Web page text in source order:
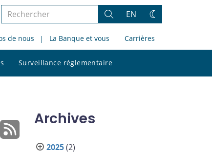
Rechercher
le
site
Rechercher
EN
Changez
thème
de nous La Banque et vous Carrières
Surveillance réglementaire
le
Archives
2025(2)